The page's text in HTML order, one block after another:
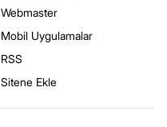
Webmaster
Mobil Uygulamalar
RSS
Sitene Ekle